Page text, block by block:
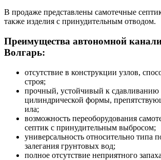
В продаже представлены самотечные
также изделия с принудительным отводом.
Преимущества автономной
Волгарь:
отсутствие в конструкции узлов,
строя;
прочный, устойчивый к сдавливанию
цилиндрической формы,
ила;
возможность переоборудования
септик с принудительным выбросом;
универсальность относительно типа
залегания грунтовых вод;
полное отсутствие неприятного